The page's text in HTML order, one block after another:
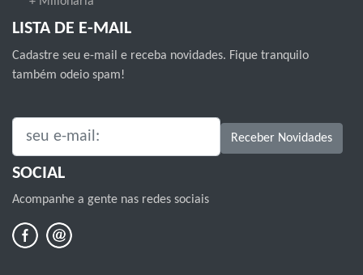
LISTA DE E-MAIL
Cadastre seu e-mail e receba novidades. Fique tranquilo
também odeio spam!
SEU E-MAIL: Receber Novidades
SOCIAL
Acompanhe a gente nas redes sociais